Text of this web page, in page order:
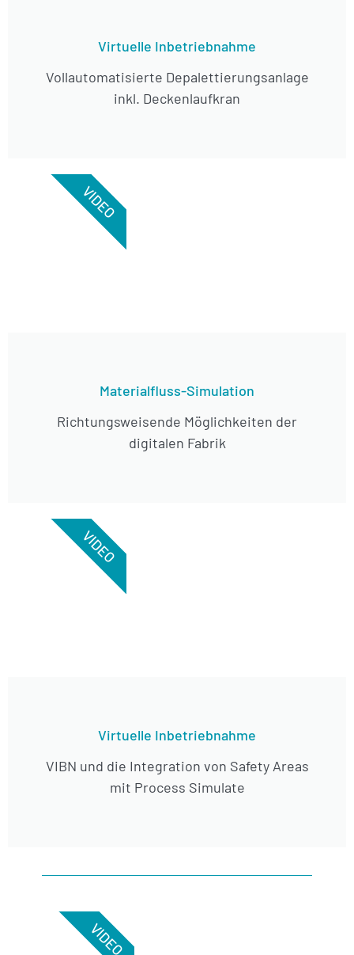
Virtuelle Inbetriebnahme
Vollautomatisierte Depalettierungsanlage
inkl. Deckenlaufkran
Materialfluss-Simulation
Richtungsweisende Möglichkeiten der
digitalen Fabrik
VIDEO
Virtuelle Inbetriebnahme
VIBN und die Integration von Safety Areas
mit Process Simulate
VIDEO
VIDEO